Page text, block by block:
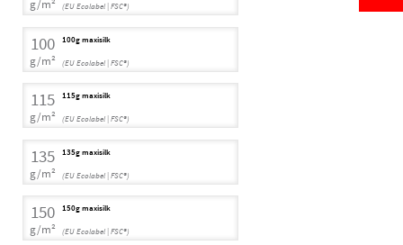
g/m² (EU Ecolabel | FSC®)
100
g/m²
100g maxisilk
(EU Ecolabel | FSC®)
115
g/m²
115g maxisilk
(EU Ecolabel | FSC®)
135
g/m²
135g maxisilk
(EU Ecolabel | FSC®)
150
g/m²
150g maxisilk
(EU Ecolabel | FSC®)